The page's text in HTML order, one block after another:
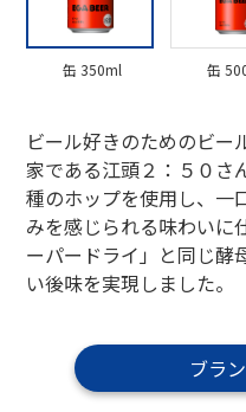
ビール好きのためのビー
家である江頭２：５０さ
種のホップを使用し、一
みを感じられる味わいに
ーパードライ」と同じ酵
い後味を実現しました。
ブラ
缶 350ml 缶